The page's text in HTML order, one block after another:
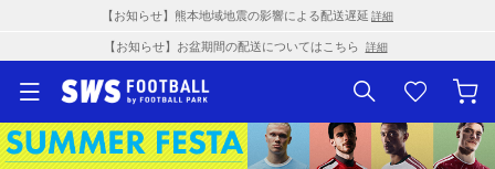
【お知らせ】熊本地域地震の影響による配送遅延 詳細
【お知らせ】お盆期間の配送についてはこちら 詳細